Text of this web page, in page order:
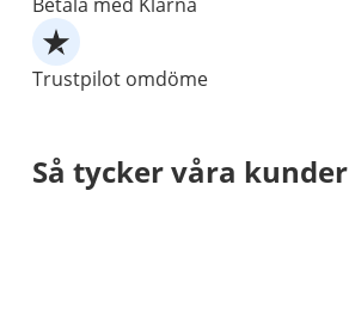
Trustpilot omdöme
Så tycker våra kunder